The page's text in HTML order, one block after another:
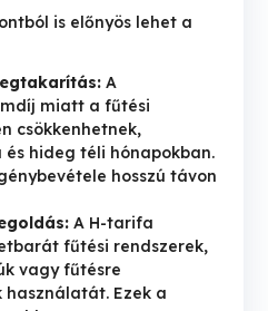
is előnyös lehet a
A
miatt a fűtési
csökkenhetnek,
és hideg téli hónapokban.
hosszú távon
A H-tarifa
fűtési rendszerek,
vagy fűtésre
Ezek a